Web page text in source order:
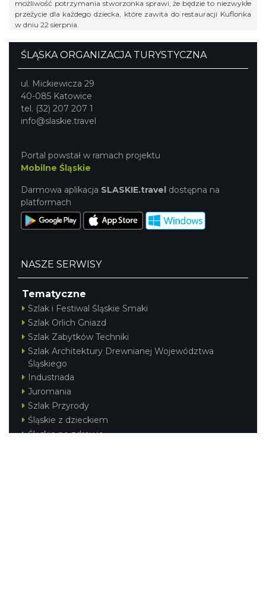
możliwość potrzymania stworzonka sprawi, że będzie to niezwykłe
przeżycie dla każdego dziecka, które zawita do restauracji Kuflonka
w dniu 22 sierpnia.
ŚLĄSKA ORGANIZACJA TURYSTYCZNA
ul. Mickiewicza 29
40-085 Katowice
tel. (32) 207 207 1
info@slaskie.travel
Portal powstał w ramach projektu
Mobilne Śląskie
Darmowa aplikacja SLASKIE.travel dostępna na
platformach
NASZE SERWISY
Tematyczne
Szlak i Festiwal Śląskie Smaki
Szlak Orlich Gniazd
Szlak Zabytków Techniki
Szlak Architektury Drewnianej Województwa
Śląskiego
Industriada
Juromania
Szlak Przyrody
Śląskie z dzieckiem
Śląskie po zdrowie